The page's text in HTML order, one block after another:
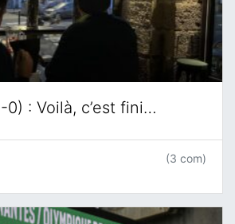
0) : Voilà, c’est fini…
(3 com)